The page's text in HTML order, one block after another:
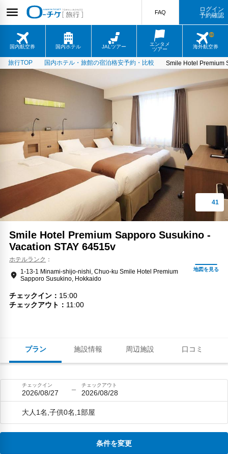
国内航空券 国内ホテル JALツアー
エンタメ
ツアー
海外航空券
FAQ
ログイン
予約確認
旅行TOP 国内ホテル・旅館の宿泊格安予約・比較 Smile Hotel Premium
プラン 施設情報 周辺施設 口コミ
Smile Hotel Premium Sapporo Susukino -
Vacation STAY 64515v
ホテルランク
1-13-1 Minami-shijo-nishi, Chuo-ku Smile Hotel Premium
Sapporo Susukino, Hokkaido
チェックイン
15:00
チェックアウト
11:00
チェックイン
2026/08/27
チェックアウト
2026/08/28
大人1名,子供0名,1部屋
条件を変更